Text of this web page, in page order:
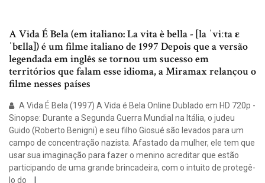
A Vida É Bela (em italiano: La vita è bella - [la ˈviːta ɛ
ˈbɛlla]) é um filme italiano de 1997 Depois que a versão
legendada em inglês se tornou um sucesso em
territórios que falam esse idioma, a Miramax relançou o
filme nesses países
A Vida É Bela (1997) A Vida é Bela Online Dublado em HD 720p -
Sinopse: Durante a Segunda Guerra Mundial na Itália, o judeu
Guido (Roberto Benigni) e seu filho Giosué são levados para um
campo de concentração nazista. Afastado da mulher, ele tem que
usar sua imaginação para fazer o menino acreditar que estão
participando de uma grande brincadeira, com o intuito de protegê-
lo do